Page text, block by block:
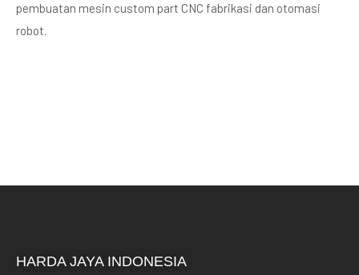
pembuatan mesin custom part CNC fabrikasi dan otomasi
robot.
HARDA JAYA INDONESIA